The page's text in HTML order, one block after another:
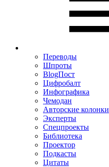
Переводы
Шпроты
BlogПост
Цифробалт
Инфографика
Чемодан
Авторские колонки
Эксперты
Спецпроекты
Библиотека
Проектор
Подкасты
Цитаты